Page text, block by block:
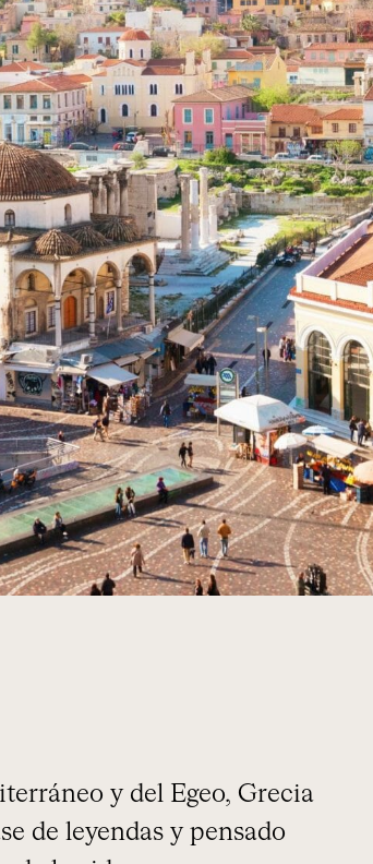
y del Egeo, Grecia
de leyendas y pensado